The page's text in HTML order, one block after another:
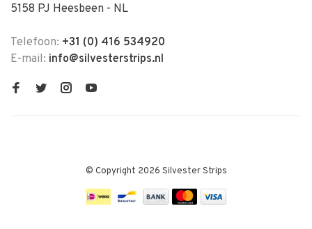
5158 PJ Heesbeen - NL
Telefoon: +31 (0) 416 534920
E-mail: info@silvesterstrips.nl
© Copyright 2026 Silvester Strips